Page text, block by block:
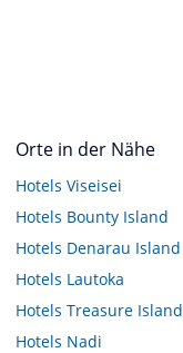
Orte in der Nähe
Hotels Viseisei
Hotels Bounty Island
Hotels Denarau Island
Hotels Lautoka
Hotels Treasure Island
Hotels Nadi